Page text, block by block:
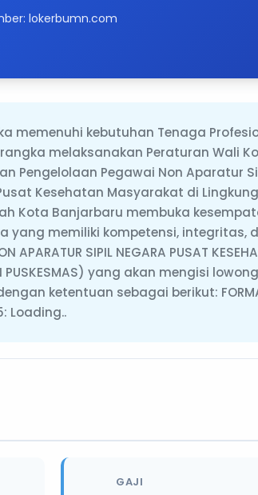
lokerbumn.com
memenuhi kebutuhan Tenaga
rangka melaksanakan Peraturan Wali
Pengelolaan Pegawai Non Aparatur
Kesehatan Masyarakat di
Kota Banjarbaru membuka
yang memiliki kompetensi, integritas,
SIPIL NEGARA PUSAT
PUSKESMAS) yang akan mengisi
ketentuan sebagai berikut:
Loading..
GAJI